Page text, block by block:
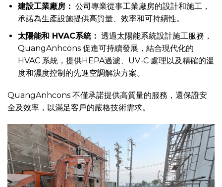
建設工業廠房： 公司專業從事工業廠房的設計和施工，
承諾為生產設施提供高質量、效率和可持續性。
太陽能和 HVAC系統： 透過太陽能系統設計施工服務，
QuangAnhcons 促進可持續發展，結合現代化的
HVAC 系統，提供HEPA過濾、UV-C 處理以及精確的溫
度和濕度控制的先進空調解決方案。
QuangAnhcons 不僅承諾提供高質量的服務，還保證安
全及效率，以滿足客戶的嚴格技術需求。